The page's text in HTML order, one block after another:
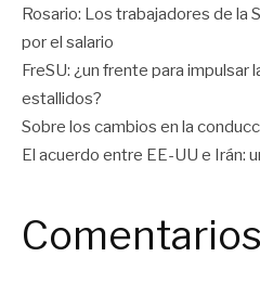
Rosario: Los trabajadores de la
por el salario
FreSU: ¿un frente para impulsar
estallidos?
Sobre los cambios en la
El acuerdo entre EE-UU e Irán: